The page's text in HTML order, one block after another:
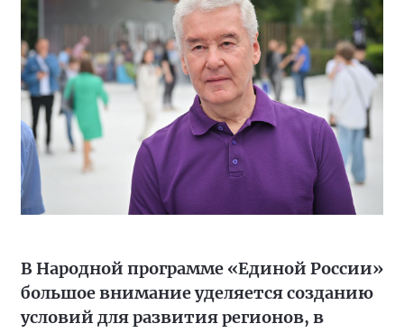
В Народной программе «Единой России»
большое внимание уделяется созданию
условий для развития регионов, в